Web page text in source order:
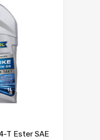
T Ester SAE